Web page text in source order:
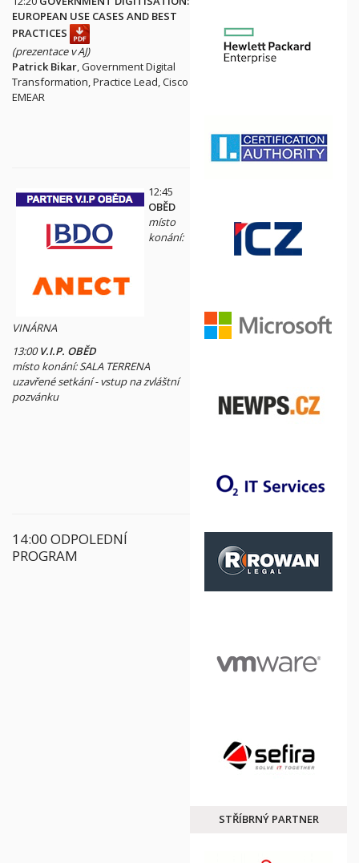
STŘÍBRNÝ PARTNER
EUROPEAN USE CASES AND BEST
PRACTICES
(prezentace v AJ)
Patrick Bikar, Government Digital
Transformation, Practice Lead, Cisco
EMEAR
12:45
OBĚD
místo
konání:
VINÁRNA
13:00V.I.P. OBĚD
místo konání: SALA TERRENA
uzavřené setkání - vstup na zvláštní
pozvánku
14:00 ODPOLEDNÍ
PROGRAM